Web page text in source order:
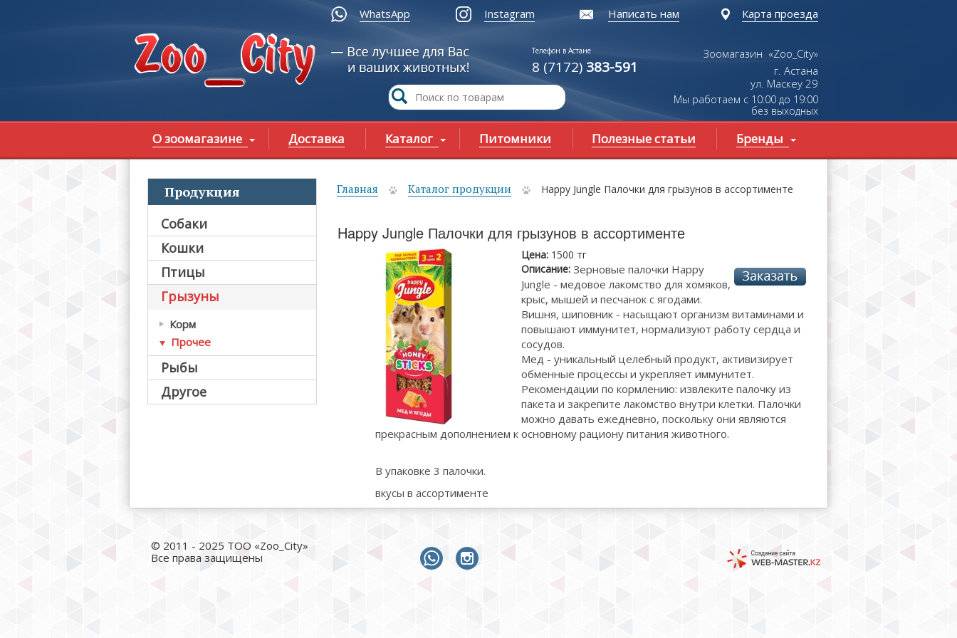
WhatsApp Instagram Написать нам Карта проезда
Телефон в Астане
8 (7172) 383-591
Зоомагазин «Zoo_City»
г. Астана
ул. Маскеу29
Мы работаем с 10:00 до 19:00
без выходных
О зоомагазине Доставка Каталог Питомники Полезные статьи Бренды
Продукция
Собаки
Кошки
Птицы
Грызуны
Корм
Прочее
Рыбы
Другое
Вы здесь
Главная Каталог продукции Happy Jungle Палочки для грызунов в ассортименте
Happy Jungle Палочки для грызунов в ассортименте
Цена: 1500 тг
Описание: Зерновые палочки Happy
Jungle - медовое лакомство для хомяков,
крыс, мышей и песчанок с ягодами.
Вишня, шиповник - насыщают организм витаминами и
повышают иммунитет, нормализуют работу сердца и
сосудов.
Мед - уникальный целебный продукт, активизирует
обменные процессы и укрепляет иммунитет.
Рекомендации по кормлению: извлеките палочку из
пакета и закрепите лакомство внутри клетки. Палочки
можно давать ежедневно, поскольку они являются
прекрасным дополнением к основному рациону питания животного.
В упаковке 3 палочки.
вкусы в ассортименте
© 2011 - 2025 ТОО «Zoo_City»
Все права защищены
whatsapp instagram